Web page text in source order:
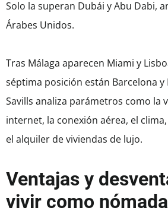
Solo la superan Dubái y Abu Dabi,
Árabes Unidos.
Tras Málaga aparecen Miami y
séptima posición están Barcelona y
Savills analiza parámetros como la
internet, la conexión aérea, el
el alquiler de viviendas de lujo.
Ventajas y
vivir como